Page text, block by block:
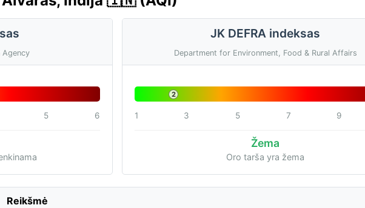
Agency
5 6
JK DEFRA indeksas
Department for Environment, Food & Rural Affairs
2
1 3 5 7 9
Žema
Oro tarša yra žema
Reikšmė